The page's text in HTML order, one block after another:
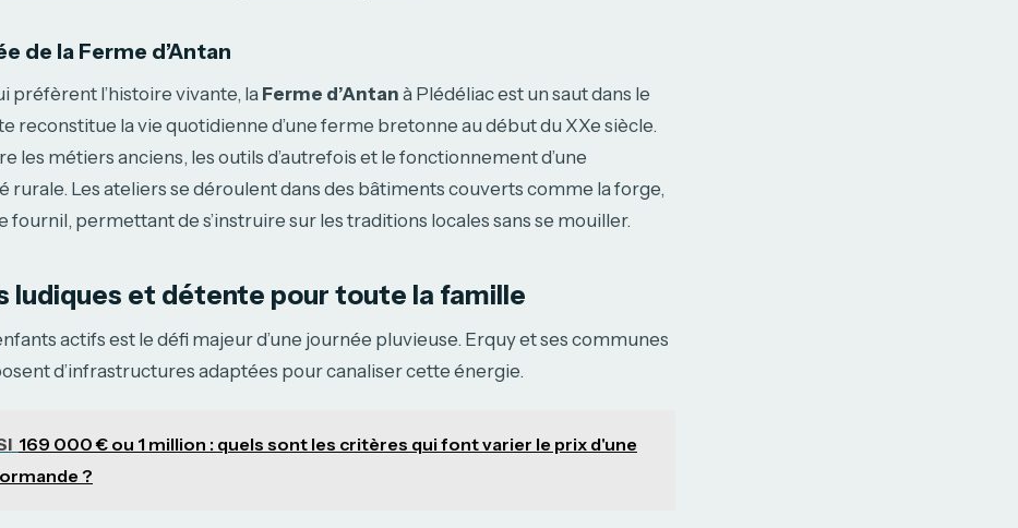
de la Ferme d’Antan
préfèrent l’histoire vivante, la Ferme d’Antan à Plédéliac est un saut dans le
reconstitue la vie quotidienne d’une ferme bretonne au début du XXe siècle.
les métiers anciens, les outils d’autrefois et le fonctionnement d’une
rurale. Les ateliers se déroulent dans des bâtiments couverts comme la forge,
fournil, permettant de s’instruire sur les traditions locales sans se mouiller.
ludiques et détente pour toute la famille
actifs est le défi majeur d’une journée pluvieuse. Erquy et ses communes
d’infrastructures adaptées pour canaliser cette énergie.
169 000 € ou 1 million : quels sont les critères qui font varier le prix d'une
?